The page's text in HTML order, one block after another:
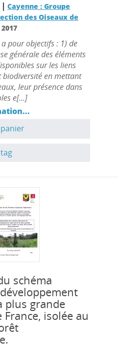
|Cayenne : Groupe
des Oiseaux de
2017
pour objectifs : 1) de
générale des éléments
sur les liens
en mettant
leur présence dans
e[...]
schéma
plus grande
isolée au